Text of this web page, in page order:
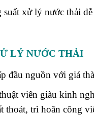
xử lý nước thải
LÝ NƯỚC THẢI
đầu nguồn với giá
viên giàu kinh
thoát, trì hoãn công